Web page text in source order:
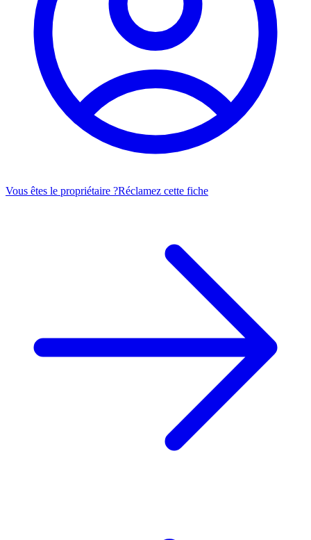
Vous êtes le propriétaire ?Réclamez cette fiche